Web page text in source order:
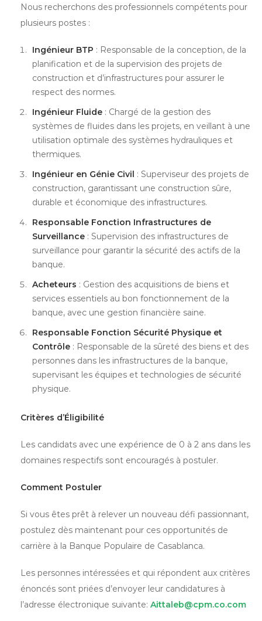
Nous recherchons des professionnels compétents pour
plusieurs postes :
Ingénieur BTP : Responsable de la conception, de la
planification et de la supervision des projets de
construction et d’infrastructures pour assurer le
respect des normes.
Ingénieur Fluide : Chargé de la gestion des
systèmes de fluides dans les projets, en veillant à une
utilisation optimale des systèmes hydrauliques et
thermiques.
Ingénieur en Génie Civil : Superviseur des projets de
construction, garantissant une construction sûre,
durable et économique des infrastructures.
Responsable Fonction Infrastructures de
Surveillance : Supervision des infrastructures de
surveillance pour garantir la sécurité des actifs de la
banque.
Acheteurs : Gestion des acquisitions de biens et
services essentiels au bon fonctionnement de la
banque, avec une gestion financière saine.
Responsable Fonction Sécurité Physique et
Contrôle : Responsable de la sûreté des biens et des
personnes dans les infrastructures de la banque,
supervisant les équipes et technologies de sécurité
physique.
Critères d’Éligibilité
Les candidats avec une expérience de 0 à 2 ans dans les
domaines respectifs sont encouragés à postuler.
Comment Postuler
Si vous êtes prêt à relever un nouveau défi passionnant,
postulez dès maintenant pour ces opportunités de
carrière à la Banque Populaire de Casablanca.
Les personnes intéressées et qui répondent aux critères
énoncés sont priées d’envoyer leur candidatures à
l’adresse électronique suivante: Aittaleb@cpm.co.com